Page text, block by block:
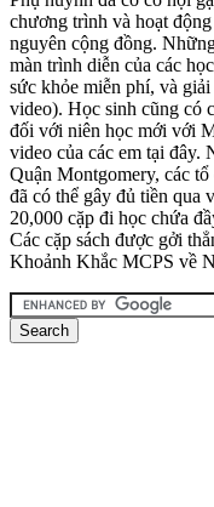
chương trình và hoạt
nguyên cộng đồng.
màn trình diễn của các
sức khỏe miễn phí, và
video). Học sinh cũng có
đối với niên học mới với
video của các em tại đây.
Quận Montgomery, các
đã có thể gây đủ tiền
20,000 cặp đi học chứa
Các cặp sách được gởi
Khoảnh Khắc MCPS về